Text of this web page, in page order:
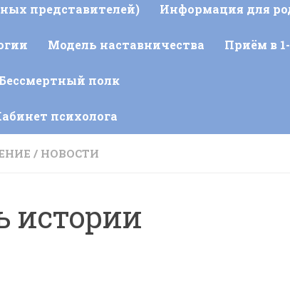
представителей) Информация для
Модель наставничества Приём в
полк
психолога
/ НОВОСТИ
истории